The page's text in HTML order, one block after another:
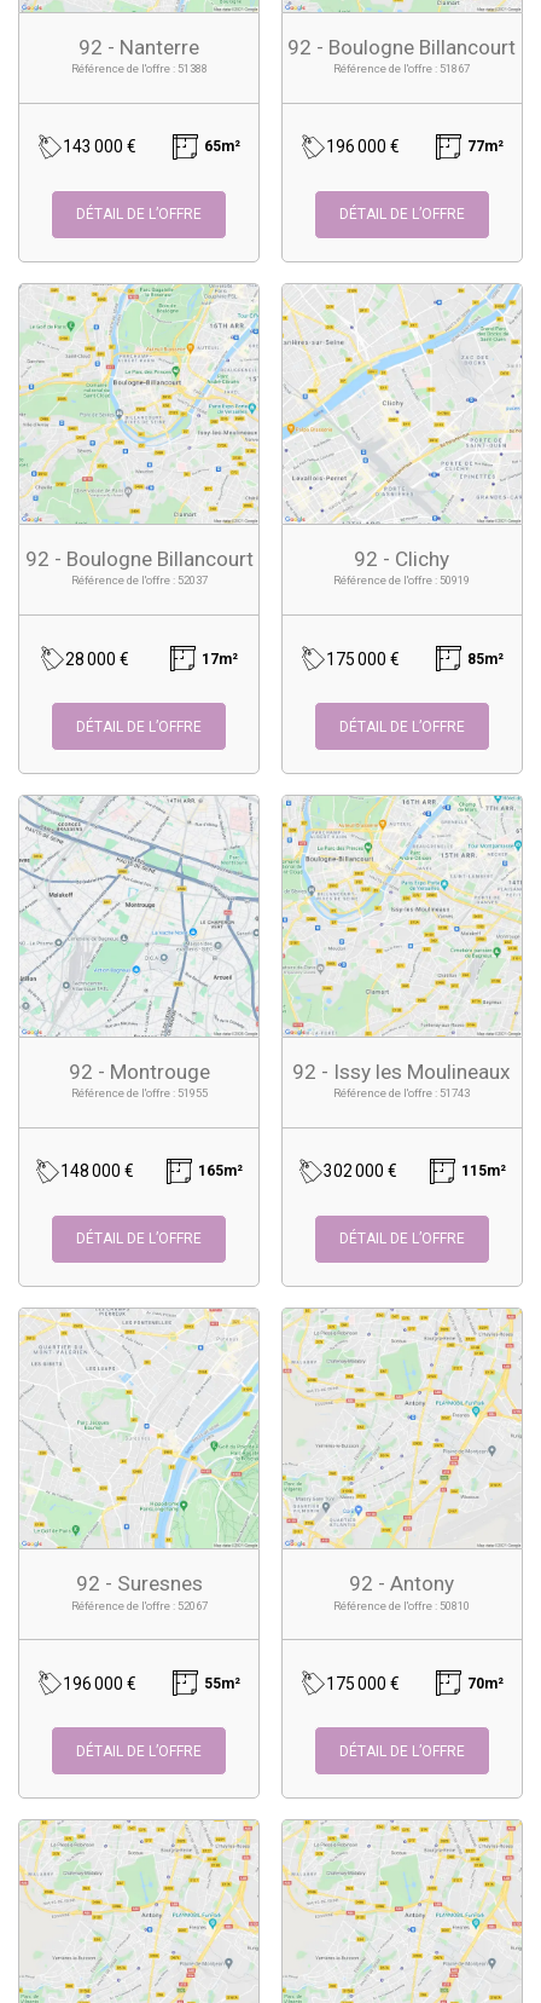
92 - Nanterre
Référence de l'offre : 51388
143 000 € 65m²
DÉTAIL DE L’OFFRE
92 - Boulogne Billancourt
Référence de l'offre : 51867
196 000 € 77m²
DÉTAIL DE L’OFFRE
92 - Boulogne Billancourt
Référence de l'offre : 52037
28 000 € 17m²
DÉTAIL DE L’OFFRE
92 - Clichy
Référence de l'offre : 50919
175 000 € 85m²
DÉTAIL DE L’OFFRE
92 - Montrouge
Référence de l'offre : 51955
148 000 € 165m²
DÉTAIL DE L’OFFRE
92 - Issy les Moulineaux
Référence de l'offre : 51743
302 000 € 115m²
DÉTAIL DE L’OFFRE
92 - Suresnes
Référence de l'offre : 52067
196 000 € 55m²
DÉTAIL DE L’OFFRE
92 - Antony
Référence de l'offre : 50810
175 000 € 70m²
DÉTAIL DE L’OFFRE